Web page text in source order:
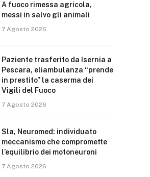
A fuoco rimessa agricola,
messi in salvo gli animali
7 Agosto 2026
Paziente trasferito da Isernia a
Pescara, eliambulanza “prende
in prestito” la caserma dei
Vigili del Fuoco
7 Agosto 2026
Sla, Neuromed: individuato
meccanismo che compromette
l’equilibrio dei motoneuroni
7 Agosto 2026